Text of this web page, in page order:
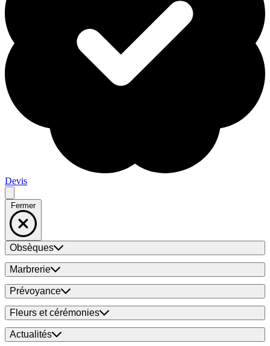
Devis
Fermer
Obsèques
Marbrerie
Prévoyance
Fleurs et cérémonies
Actualités